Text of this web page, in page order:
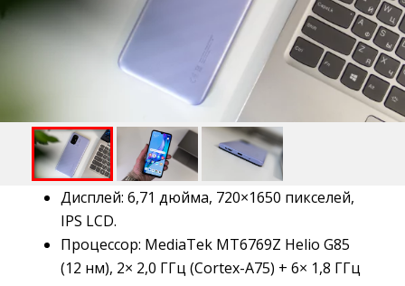
Дисплей: 6,71 дюйма, 720×1650 пикселей,
IPS LCD.
Процессор: MediaTek MT6769Z Helio G85
(12 нм), 2× 2,0 ГГц (Cortex-A75) + 6× 1,8 ГГц